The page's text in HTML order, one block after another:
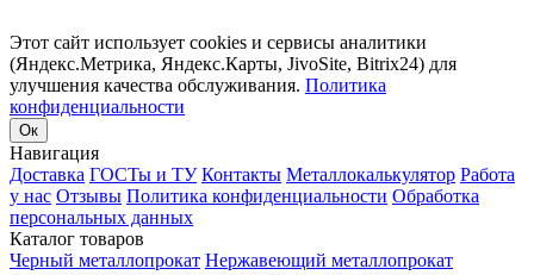
Этот сайт использует cookies и сервисы аналитики
(Яндекс.Метрика, Яндекс.Карты, JivoSite, Bitrix24) для
улучшения качества обслуживания. Политика
конфиденциальности
Ок
Навигация
Доставка ГОСТы и ТУ Контакты Металлокалькулятор Работа
у нас Отзывы Политика конфиденциальности Обработка
персональных данных
Каталог товаров
Черный металлопрокат Нержавеющий металлопрокат